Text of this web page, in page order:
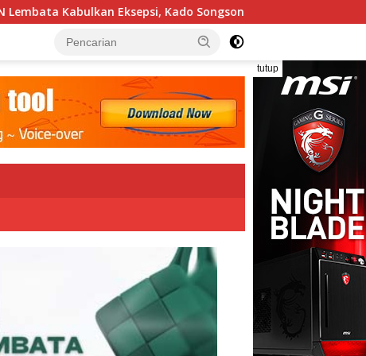
Songsong Kemerdekaan Bagi Theresia Ina Erap Dkk
tutup